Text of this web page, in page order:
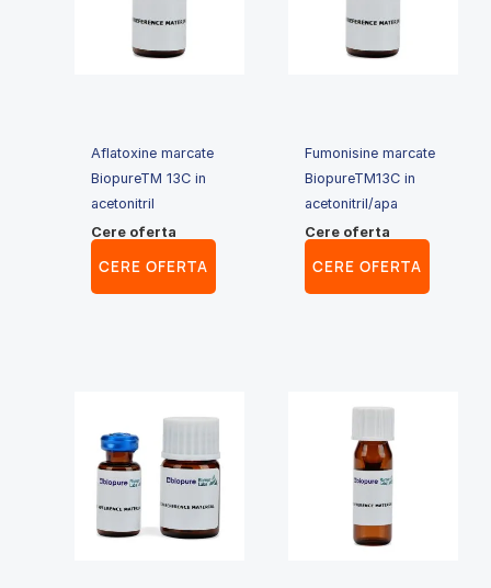
Aflatoxine marcate
BiopureTM 13C in
acetonitril
Cere oferta
CERE OFERTA
Fumonisine marcate
BiopureTM13C in
acetonitril/apa
Cere oferta
CERE OFERTA